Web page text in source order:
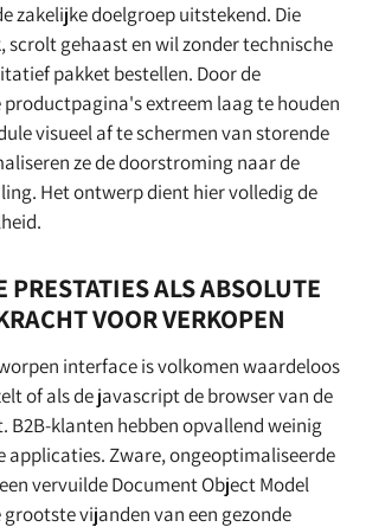
zakelijke doelgroep uitstekend. Die
scrolt gehaast en wil zonder technische
pakket bestellen. Door de
extreem laag te houden
visueel af te schermen van storende
ze de doorstroming naar de
Het ontwerp dient hier volledig de
ALS ABSOLUTE
VOOR VERKOPEN
interface is volkomen waardeloos
of als de javascript de browser van de
B2B-klanten hebben opvallend weinig
applicaties. Zware, ongeoptimaliseerde
vervuilde Document Object Model
grootste vijanden van een gezonde